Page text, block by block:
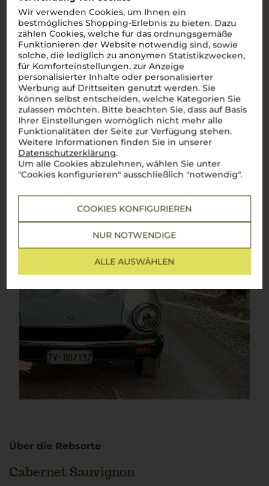
Wir verwenden Cookies, um Ihnen ein
bestmögliches Shopping-Erlebnis zu bieten. Dazu
zählen Cookies, welche für das ordnungsgemäße
Funktionieren der Website notwendig sind, sowie
solche, die lediglich zu anonymen Statistikzwecken,
für Komforteinstellungen, zur Anzeige
personalisierter Inhalte oder personalisierter
Werbung auf Drittseiten genutzt werden. Sie
können selbst entscheiden, welche Kategorien Sie
zulassen möchten. Bitte beachten Sie, dass auf Basis
Ihrer Einstellungen womöglich nicht mehr alle
Funktionalitäten der Seite zur Verfügung stehen.
Weitere Informationen finden Sie in unserer
Datenschutzerklärung.
Um alle Cookies abzulehnen, wählen Sie unter
"Cookies konfigurieren" ausschließlich "notwendig".
COOKIES KONFIGURIEREN
NUR NOTWENDIGE
ALLE AUSWÄHLEN
Brunello di Montalcino
oder Vino Nobile di Montepulciano
diese Weine sind mehr als nur Namen, sie sind Symbole
italienischen Genusses. Dank des einzigartigen Terroirs und
des milden Klimas entstehen hier Weine mit
unverwechselbarem Charakter: kräftig, harmonisch und voller
Sonne. Ein Glastoskanischen Weinsentführt direkt in die
bezaubernde Landschaft der Region und lässt die Seele
Italiens in jedem Schluck spürbar werden.Perfetto!
Mehr Weine aus Toskana
Über die Rebsorte
Cabernet Sauvignon